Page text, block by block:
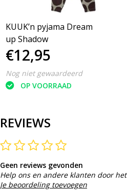
KUUK’n pyjama Dream
up Shadow
€12,95
Nog niet gewaardeerd
OP VOORRAAD
REVIEWS
Geen reviews gevonden
Help ons en andere klanten door
Je beoordeling toevoegen